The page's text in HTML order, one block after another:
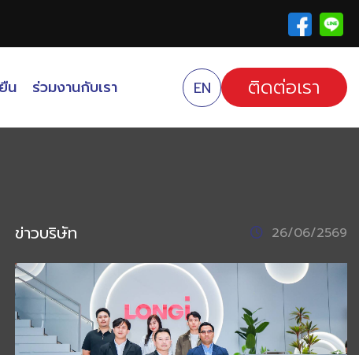
น ร่วมงานกับเรา EN ติดต่อเรา
ข่าวบริษัท 26/06/2569